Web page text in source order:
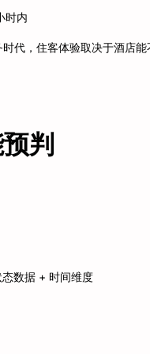
时内
代，住客体验取决于酒店
判
数据 + 时间维度